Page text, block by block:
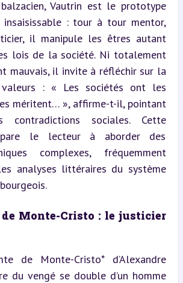
balzacien, Vautrin est le prototype
insaisissable : tour à tour mentor,
il manipule les êtres autant
lois de la société. Ni totalement
mauvais, il invite à réfléchir sur la
: « Les sociétés ont les
méritent… », affirme-t-il, pointant
sociales. Cette
le lecteur à aborder des
complexes, fréquemment
analyses littéraires du système
de Monte-Cristo : le justicier
de Monte-Cristo* d’Alexandre
du vengé se double d’un homme